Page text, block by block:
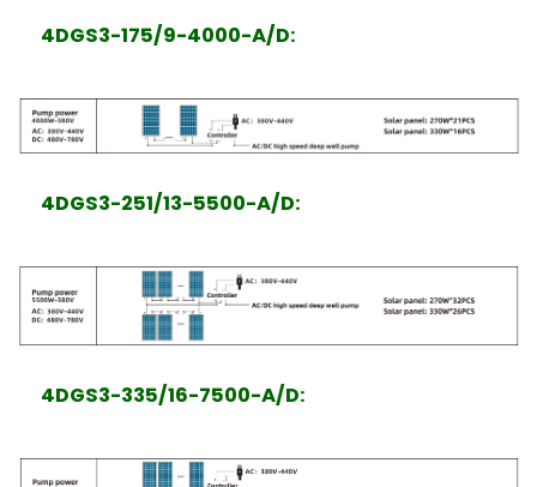
4DGS3-175/9-4000-A/D:
4DGS3-251/13-5500-A/D:
4DGS3-335/16-7500-A/D: